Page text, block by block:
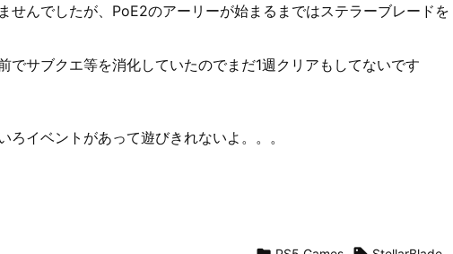
せんでしたが、PoE2のアーリーが始まるまではステラーブレードを
でサブクエ等を消化していたのでまだ1週クリアもしてないです
ろイベントがあって遊びきれないよ。。。